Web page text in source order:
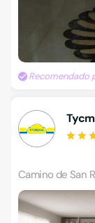
Recomendado
Camino de San